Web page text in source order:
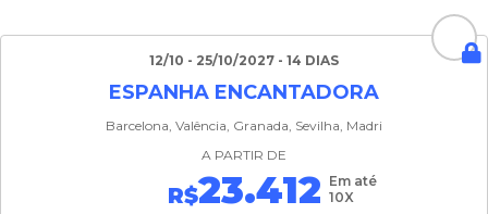
12/10 - 25/10/2027 - 14 DIAS
ESPANHA ENCANTADORA
Barcelona, ​​Valência, Granada, Sevilha, Madri
A PARTIR DE
R$23.412 Em até
10X